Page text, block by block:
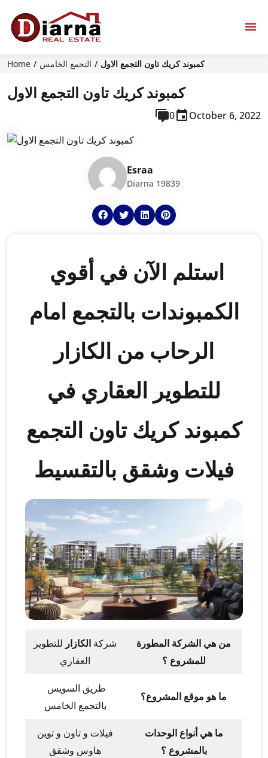
Home التجمع الخامس كمبوند كريك تاون التجمع الاول
كمبوند كريك تاون التجمع الاول
0 October 6, 2022
Esraa
Diarna 19839
الكمبوندات بالتجمع امام
الرحاب من الكازار
للتطوير العقاري في
كمبوند كريك تاون التجمع
فيلات وشقق بالتقسيط
شركة الكازار للتطوير
العقاري
من هي الشركة المطورة
للمشروع ؟
طريق السويس
بالتجمع الخامس
ما هو موقع المشروع؟
فيلات و تاون و توين
هاوس وشقق
ما هي أنواع الوحدات
بالمشروع ؟